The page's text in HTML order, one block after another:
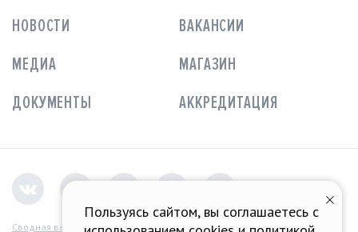
НОВОСТИ
ВАКАНСИИ
МЕДИА
МАГАЗИН
ДОКУМЕНТЫ
АККРЕДИТАЦИЯ
Сводная ведомость
Пользуясь сайтом, вы соглашаетесь с